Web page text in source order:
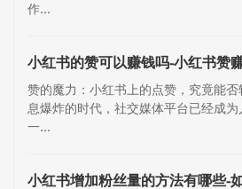
作...
小红书的赞可以赚钱吗-小红书赞
赞的魔力：小红书上的点赞，究竟能
息爆炸的时代，社交媒体平台已经成
一...
小红书增加粉丝量的方法有哪些-